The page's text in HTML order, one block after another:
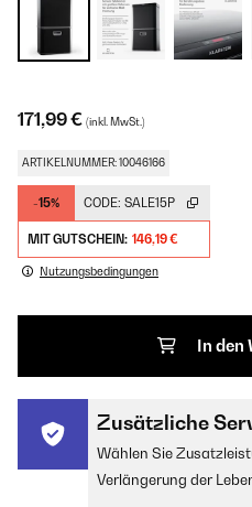
171,99 € (inkl. MwSt.)
ARTIKELNUMMER: 10046166
-15% CODE: SALE15P
MIT GUTSCHEIN: 146,19 €
Nutzungsbedingungen
In den
Zusätzliche
Wählen Sie
Verlängerung der